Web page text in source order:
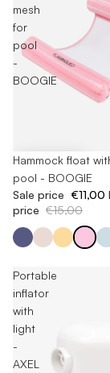
mesh
for
pool
-
BOOGIE
-26%
Hammock float
pool - BOOGIE
Sale price €11,00
price €15,00
Portable
inflator
with
light
-
AXEL